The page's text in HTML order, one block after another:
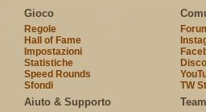
Gioco
Regole
Hall of Fame
Impostazioni
Statistiche
Speed Rounds
Sfondi
TW
Aiuto & Supporto Team